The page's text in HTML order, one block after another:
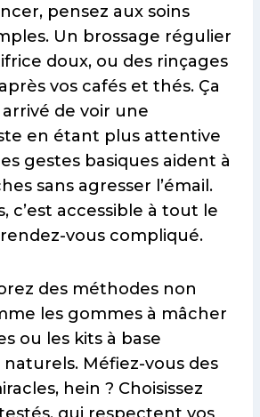
pensez aux soins
Un brossage régulier
doux, ou des rinçages
vos cafés et thés. Ça
de voir une
en étant plus attentive
gestes basiques aident à
sans agresser l’émail.
c’est accessible à tout le
vous compliqué.
des méthodes non
les gommes à mâcher
ou les kits à base
naturels. Méfiez-vous des
hein ? Choisissez